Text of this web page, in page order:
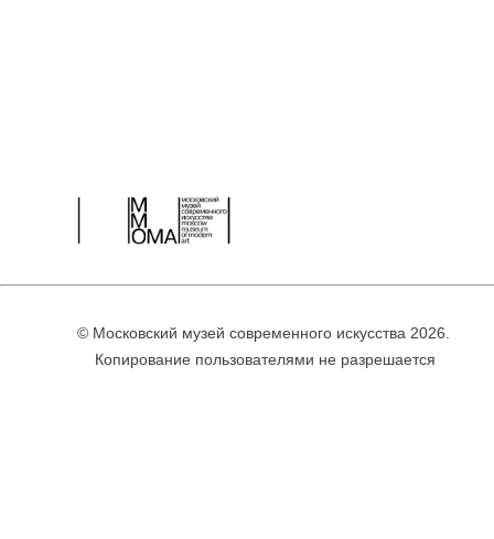
© Московский музей современного искусства 2026.
Копирование пользователями не разрешается